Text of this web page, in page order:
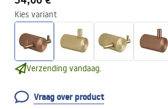
Kies variant
Verzending vandaag.
Vraag over product